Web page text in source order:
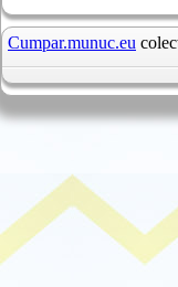
Cumpar.munuc.eu